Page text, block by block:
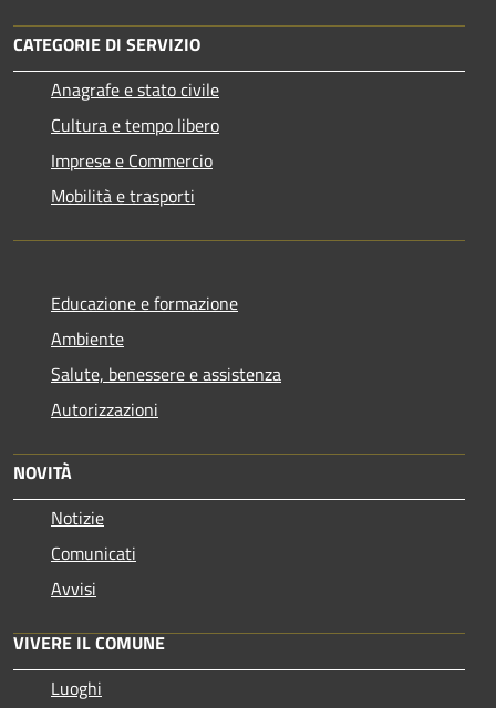
CATEGORIE DI SERVIZIO
Anagrafe e stato civile
Cultura e tempo libero
Imprese e Commercio
Mobilità e trasporti
Educazione e formazione
Ambiente
Salute, benessere e assistenza
Autorizzazioni
NOVITÀ
Notizie
Comunicati
Avvisi
VIVERE IL COMUNE
Luoghi